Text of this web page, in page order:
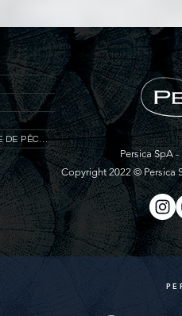
VOUS CHERCHEZ UN PARTENAIRE DE PÊCHE ?
Persica SpA
Copyright 2022 © Persica